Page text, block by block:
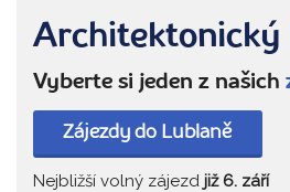
Architektonický
Vyberte si jeden z našich
Zájezdy do Lublaně
Nejbližší volný zájezd již 6. září